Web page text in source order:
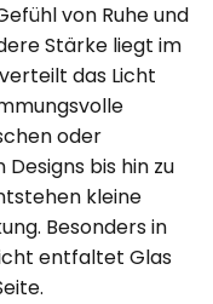
von Ruhe und
Stärke liegt im
das Licht
oder
bis hin zu
kleine
Besonders in
entfaltet Glas